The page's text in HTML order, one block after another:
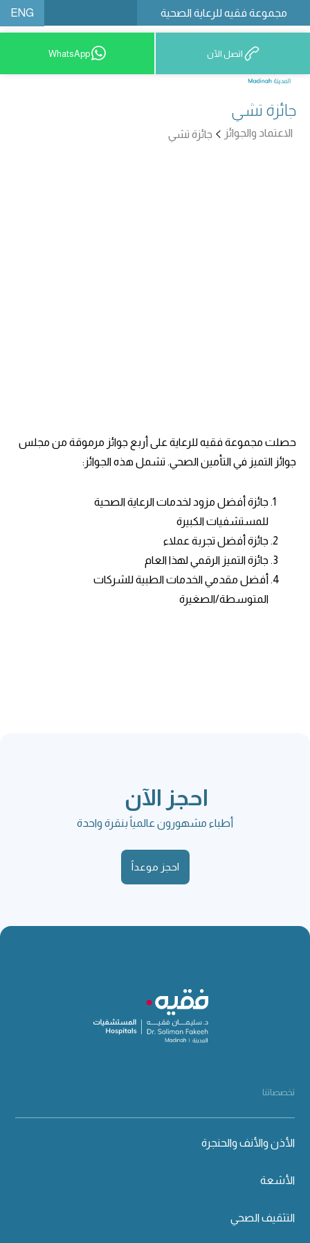
مجموعة فقيه للرعاية الصحية ENG
12777 9200 اتصل الآن WhatsApp
جائزة تشي
الاعتماد والجوائز جائزة تشي
حصلت مجموعة فقيه للرعاية على أربع جوائز مرموقة من مجلس
جوائز التميز في التأمين الصحي. تشمل هذه الجوائز:
جائزة أفضل مزود لخدمات الرعاية الصحية
للمستشفيات الكبيرة
جائزة أفضل تجربة عملاء
جائزة التميز الرقمي لهذا العام
أفضل مقدمي الخدمات الطبية للشركات
المتوسطة/الصغيرة
احجز الآن
أطباء مشهورون عالمياً بنقرة واحدة
احجز موعداً
تخصصاتنا
الأذن والأنف والحنجرة
الأشعة
التثقيف الصحي